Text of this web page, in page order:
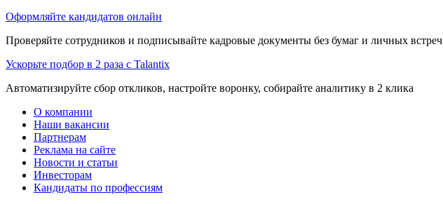
Оформляйте кандидатов онлайн
Проверяйте сотрудников и подписывайте кадровые документы без бумаг и личных встреч
Ускорьте подбор в 2 раза с Talantix
Автоматизируйте сбор откликов, настройте воронку, собирайте аналитику в 2 клика
О компании
Наши вакансии
Партнерам
Реклама на сайте
Новости и статьи
Инвесторам
Кандидаты по профессиям